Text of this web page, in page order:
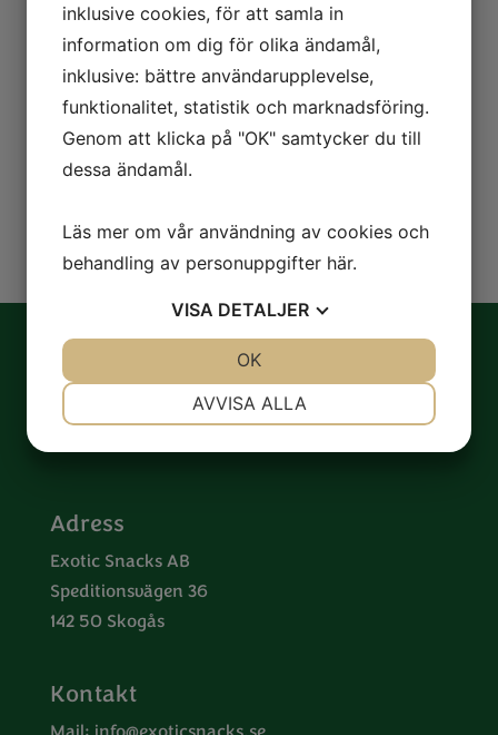
Mandlar Salted caramel
Adress
Exotic Snacks AB
Speditionsvägen 36
142 50 Skogås
Kontakt
inklusive cookies, för att samla in
information om dig för olika ändamål,
inklusive: bättre användarupplevelse,
funktionalitet, statistik och marknadsföring.
Genom att klicka på "OK" samtycker du till
dessa ändamål.
Läs mer om vår användning av cookies och
behandling av personuppgifter här.
VISA DETALJER
AVVISA ALLA
OK